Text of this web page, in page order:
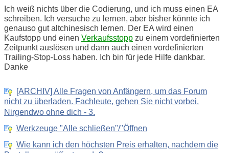
Ich weiß nichts über die Codierung, und ich muss einen EA
schreiben. Ich versuche zu lernen, aber bisher könnte ich
genauso gut altchinesisch lernen. Der EA wird einen
Kaufstopp und einen Verkaufsstopp zu einem vordefinierten
Zeitpunkt auslösen und dann auch einen vordefinierten
Trailing-Stop-Loss haben. Ich bin für jede Hilfe dankbar.
Danke
[ARCHIV] Alle Fragen von Anfängern, um das Forum
nicht zu überladen. Fachleute, gehen Sie nicht vorbei.
Nirgendwo ohne dich - 3.
Werkzeuge "Alle schließen"/"Öffnen
Wie kann ich den höchsten Preis erhalten, nachdem die